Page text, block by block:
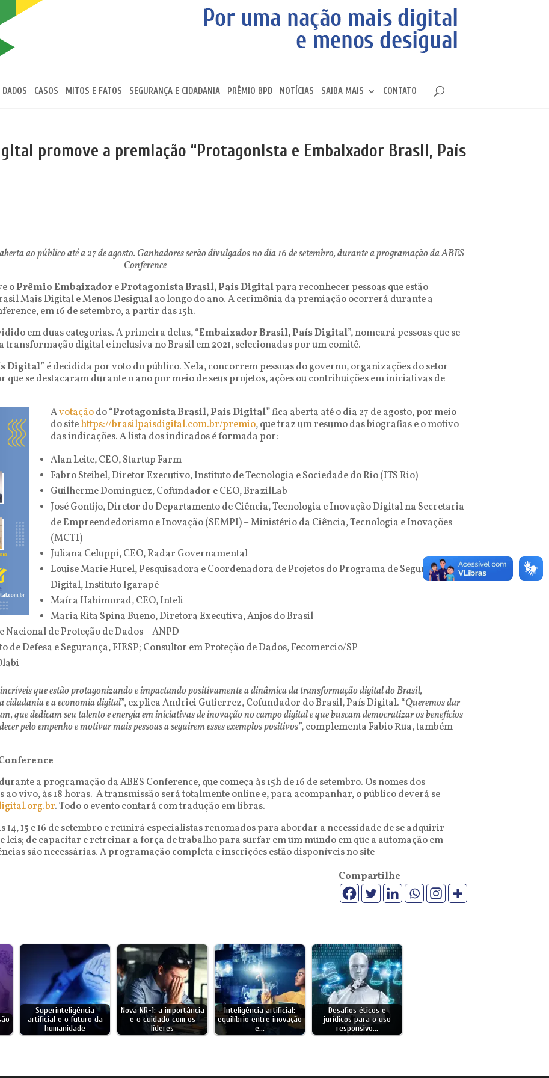
CASOS MITOS E FATOS SEGURANÇA E CIDADANIA PRÊMIO BPD NOTÍCIAS SAIBA MAIS CONTATO
promove a premiação “Protagonista e Embaixador Brasil, País
ao público até a 27 de agosto. Ganhadores serão divulgados no dia 16 de setembro, durante a programação da ABES
Conference
oPrêmio EmbaixadoreProtagonista Brasil, País Digitalpara reconhecer pessoas que estão
Mais Digital e Menos Desigual ao longo do ano. A cerimônia da premiação ocorrerá durante a
em 16 de setembro, a partir das 15h.
em duas categorias. A primeira delas, “Embaixador Brasil, País Digital”, nomeará pessoas que se
transformação digital e inclusiva no Brasil em 2021, selecionadas por um comitê.
Digital” é decidida por voto do público. Nela, concorrem pessoas do governo, organizações do setor
se destacaram durante o ano por meio de seus projetos, ações ou contribuições em iniciativas de
Avotaçãodo “Protagonista Brasil, País Digital”fica aberta até o dia 27 de agosto, por meio
do sitehttps://brasilpaisdigital.com.br/premio, que traz um resumo das biografias e o motivo
das indicações. A lista dos indicados é formada por:
Alan Leite, CEO, Startup Farm
Fabro Steibel, Diretor Executivo, Instituto de Tecnologia e Sociedade do Rio (ITS Rio)
Guilherme Dominguez, Cofundador e CEO, BrazilLab
José Gontijo, Diretor do Departamento de Ciência, Tecnologia e Inovação Digital na Secretaria
de Empreendedorismo e Inovação (SEMPI) – Ministério da Ciência, Tecnologia e Inovações
(MCTI)
Juliana Celuppi, CEO, Radar Governamental
Louise Marie Hurel, Pesquisadora e Coordenadora de Projetos do Programa de Segurança
Digital, Instituto Igarapé
Maíra Habimorad, CEO, Inteli
Maria Rita Spina Bueno, Diretora Executiva, Anjos do Brasil
de Proteção de Dados – ANPD
Defesa e Segurança, FIESP; Consultor em Proteção de Dados, Fecomercio/SP
que estão protagonizando e impactando positivamente a dinâmica da transformação digital do Brasil,
cidadania e a economia digital”, explica Andriei Gutierrez, Cofundador do Brasil, País Digital. “Queremos dar
que dedicam seu talento e energia em iniciativas de inovação no campo digital e que buscam democratizar os benefícios
pelo empenho e motivar mais pessoas a seguirem esses exemplos positivos”, complementa Fabio Rua, também
a programação da ABES Conference, que começa às 15h de 16 de setembro. Os nomes dos
vivo, às 18 horas. A transmissão será totalmente online e, para acompanhar, o público deverá se
. Todo o evento contará com tradução em libras.
14, 15 e 16 de setembro e reunirá especialistas renomados para abordar a necessidade de se adquirir
de capacitar e retreinar a força de trabalho para surfar em um mundo em que a automação em
são necessárias. A programação completa e inscrições estão disponíveis no site
Compartilhe
Superinteligência
artificial e o futuro da
humanidade
Nova NR-1: a importância
e o cuidado com os
líderes
Inteligência artificial:
equilíbrio entre inovação
e…
Desafios éticos e
jurídicos para o uso
responsivo…